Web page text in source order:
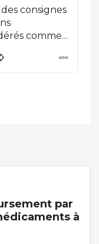
consignes
comme
de renforts
est resté
ce
par
à